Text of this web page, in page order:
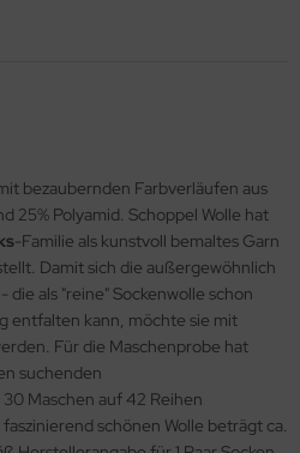
bezaubernden Farbverläufen aus
25% Polyamid. Schoppel Wolle hat
-Familie als kunstvoll bemaltes Garn
Damit sich die außergewöhnlich
als "reine" Sockenwolle schon
entfalten kann, möchte sie mit
Für die Maschenprobe hat
suchenden
30 Maschen auf 42 Reihen
schönen Wolle beträgt ca.